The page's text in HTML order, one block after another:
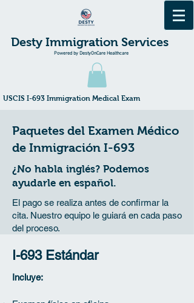
Desty Immigration Services
Powered by DestyOnCare Healthcare
​USCIS I-693 Immigration Medical Exam
Paquetes del Examen Médico
de Inmigración I-693
¿No habla inglés? Podemos
ayudarle en español.
El pago se realiza antes de confirmar la
cita. Nuestro equipo le guiará en cada paso
del proceso.
I-693 Estándar
Incluye: